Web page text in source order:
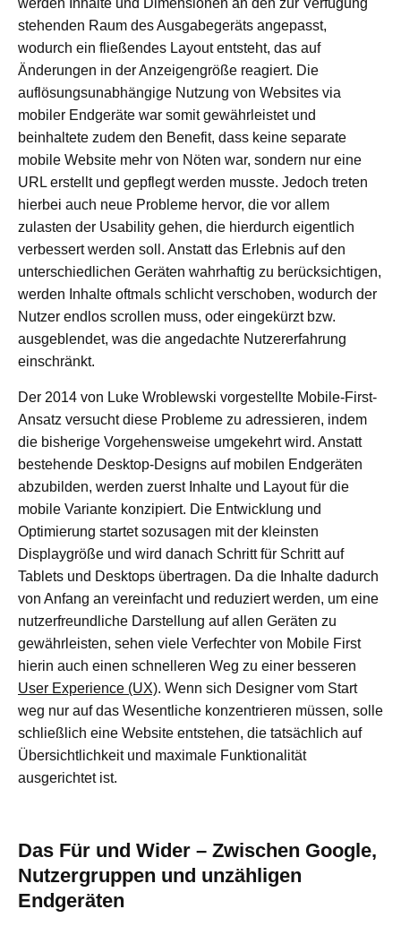
stehenden Raum des Ausgabegeräts angepasst,
wodurch ein fließendes Layout entsteht, das auf
Änderungen in der Anzeigengröße reagiert. Die
auflösungsunabhängige Nutzung von Websites via
mobiler Endgeräte war somit gewährleistet und
beinhaltete zudem den Benefit, dass keine separate
mobile Website mehr von Nöten war, sondern nur eine
URL erstellt und gepflegt werden musste. Jedoch treten
hierbei auch neue Probleme hervor, die vor allem
zulasten der Usability gehen, die hierdurch eigentlich
verbessert werden soll. Anstatt das Erlebnis auf den
unterschiedlichen Geräten wahrhaftig zu berücksichtigen,
werden Inhalte oftmals schlicht verschoben, wodurch der
Nutzer endlos scrollen muss, oder eingekürzt bzw.
ausgeblendet, was die angedachte Nutzererfahrung
einschränkt.
Der 2014 von Luke Wroblewski vorgestellte Mobile-First-
Ansatz versucht diese Probleme zu adressieren, indem
die bisherige Vorgehensweise umgekehrt wird. Anstatt
bestehende Desktop-Designs auf mobilen Endgeräten
abzubilden, werden zuerst Inhalte und Layout für die
mobile Variante konzipiert. Die Entwicklung und
Optimierung startet sozusagen mit der kleinsten
Displaygröße und wird danach Schritt für Schritt auf
Tablets und Desktops übertragen. Da die Inhalte dadurch
von Anfang an vereinfacht und reduziert werden, um eine
nutzerfreundliche Darstellung auf allen Geräten zu
gewährleisten, sehen viele Verfechter von Mobile First
hierin auch einen schnelleren Weg zu einer besseren
User Experience (UX). Wenn sich Designer vom Start
weg nur auf das Wesentliche konzentrieren müssen, solle
schließlich eine Website entstehen, die tatsächlich auf
Übersichtlichkeit und maximale Funktionalität
ausgerichtet ist.
Das Für und Wider – Zwischen Google,
Nutzergruppen und unzähligen
Endgeräten